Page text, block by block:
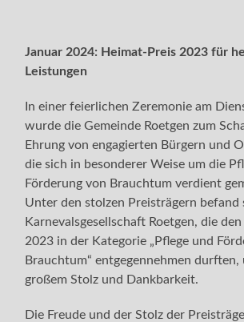
Januar 2024: Heimat-Preis 2023 für
Leistungen
In einer feierlichen Zeremonie am
wurde die Gemeinde Roetgen zum
Ehrung von engagierten Bürgern und
die sich in besonderer Weise um die
Förderung von Brauchtum verdient
Unter den stolzen Preisträgern befand
Karnevalsgesellschaft Roetgen, die
2023 in der Kategorie „Pflege und
Brauchtum“ entgegennehmen durften,
großem Stolz und Dankbarkeit.
Die Freude und der Stolz der